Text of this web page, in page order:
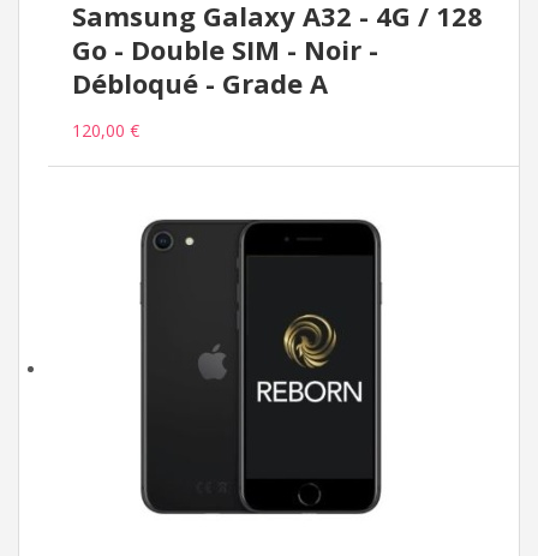
Samsung Galaxy A32 - 4G / 128
Go - Double SIM - Noir -
Débloqué - Grade A
120,00 €